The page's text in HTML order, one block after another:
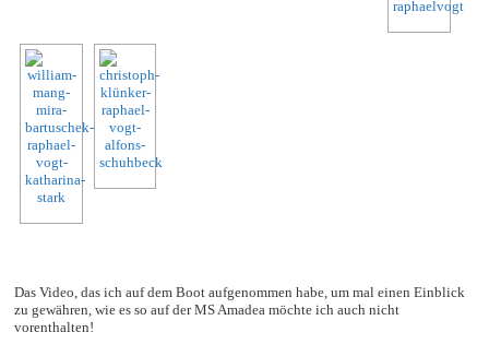
Das Video, das ich auf dem Boot aufgenommen habe, um mal einen Einblick
zu gewähren, wie es so auf der MS Amadea möchte ich auch nicht
vorenthalten!